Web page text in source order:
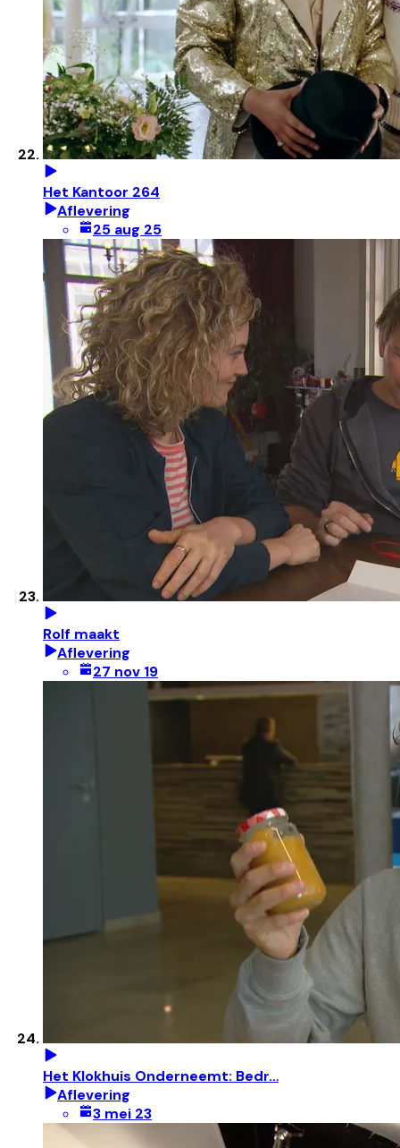
Het Kantoor 264
Aflevering
25 aug 25
Rolf maakt
Aflevering
27 nov 19
Het Klokhuis Onderneemt: Bedr…
Aflevering
3 mei 23